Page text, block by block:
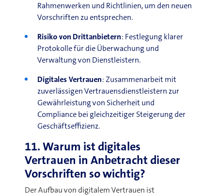
Rahmenwerken und Richtlinien, um den neuen
Vorschriften zu entsprechen.
Risiko von Drittanbietern: Festlegung klarer
Protokolle für die Überwachung und
Verwaltung von Dienstleistern.
Digitales Vertrauen: Zusammenarbeit mit
zuverlässigen Vertrauensdienstleistern zur
Gewährleistung von Sicherheit und
Compliance bei gleichzeitiger Steigerung der
Geschäftseffizienz.
11. Warum ist digitales
Vertrauen in Anbetracht dieser
Vorschriften so wichtig?
Der Aufbau von digitalem Vertrauen ist